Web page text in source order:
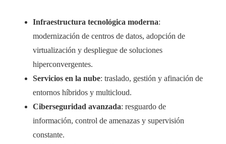
Infraestructura tecnológica moderna:
modernización de centros de datos, adopción de
virtualización y despliegue de soluciones
hiperconvergentes.
Servicios en la nube: traslado, gestión y afinación de
entornos híbridos y multicloud.
Ciberseguridad avanzada: resguardo de
información, control de amenazas y supervisión
constante.